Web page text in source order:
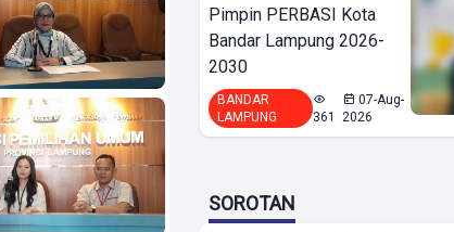
Pimpin PERBASI Kota
Bandar Lampung 2026-
2030
BANDAR
LAMPUNG
361
07-Aug-
2026
SOROTAN